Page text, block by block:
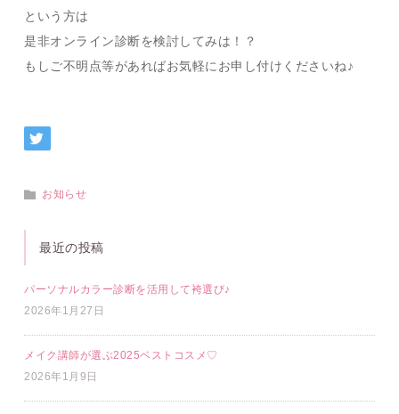
という方は
是非オンライン診断を検討してみは！？
もしご不明点等があればお気軽にお申し付けくださいね♪
お知らせ
最近の投稿
パーソナルカラー診断を活用して袴選び♪
2026年1月27日
メイク講師が選ぶ2025ベストコスメ♡
2026年1月9日